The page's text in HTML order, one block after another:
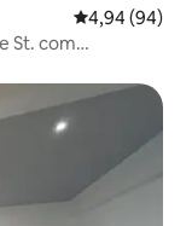
4,94 de uma
4,94 (94)
St. com